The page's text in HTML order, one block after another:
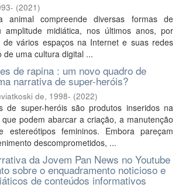
(2021)
animal compreende diversas formas de
amplitude midiática, nos últimos anos, por
de vários espaços na Internet e suas redes
de uma cultura digital ...
de rapina : um novo quadro de
narrativa de super-heróis?
de, 1998- (2022)
de super-heróis são produtos inseridos na
podem abarcar a criação, a manutenção
femininos. Embora pareçam
descomprometidos, ...
da Jovem Pan News no Youtube
sobre o enquadramento noticioso e
de conteúdos informativos